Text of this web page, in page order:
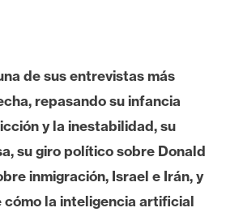
de sus entrevistas más
repasando su infancia
y la inestabilidad, su
su giro político sobre Donald
inmigración, Israel e Irán, y
cómo la inteligencia artificial